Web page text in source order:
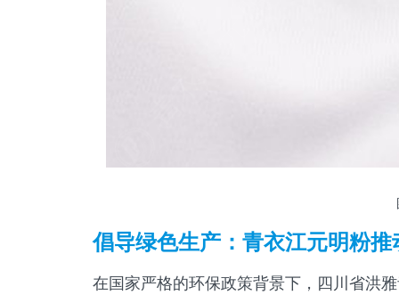
倡导绿色生产：青衣江元明粉
在国家严格的环保政策背景下，四川省洪